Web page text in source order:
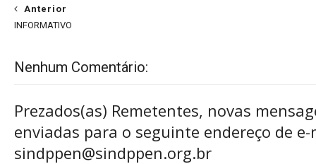
Anterior
INFORMATIVO
Nenhum Comentário:
Prezados(as) Remetentes, novas
enviadas para o seguinte endereço de e-
sindppen@sindppen.org.br